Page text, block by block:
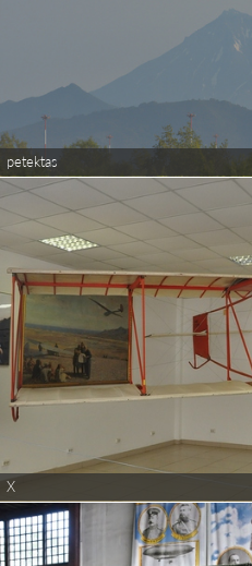
petektas
X